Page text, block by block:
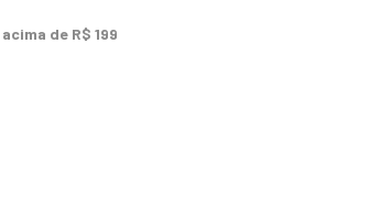
de R$ 199